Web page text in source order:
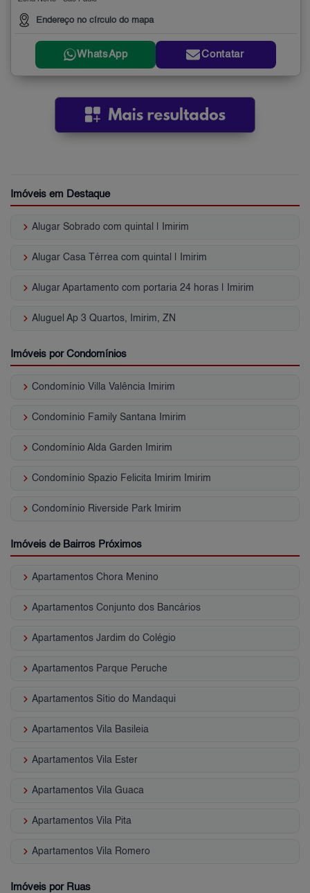
Endereço no círculo do mapa
WhatsApp Contatar
Imóveis em Destaque
keyboard_arrow_right Alugar Sobrado com quintal | Imirim
keyboard_arrow_right Alugar Casa Térrea com quintal | Imirim
keyboard_arrow_right Alugar Apartamento com portaria 24 horas | Imirim
keyboard_arrow_right Aluguel Ap 3 Quartos, Imirim, ZN
Imóveis por Condomínios
keyboard_arrow_right Condomínio Villa Valência Imirim
keyboard_arrow_right Condomínio Family Santana Imirim
keyboard_arrow_right Condomínio Alda Garden Imirim
keyboard_arrow_right Condomínio Spazio Felicita Imirim Imirim
keyboard_arrow_right Condomínio Riverside Park Imirim
Imóveis de Bairros Próximos
keyboard_arrow_right Apartamentos Chora Menino
keyboard_arrow_right Apartamentos Conjunto dos Bancários
keyboard_arrow_right Apartamentos Jardim do Colégio
keyboard_arrow_right Apartamentos Parque Peruche
keyboard_arrow_right Apartamentos Sítio do Mandaqui
keyboard_arrow_right Apartamentos Vila Basileia
keyboard_arrow_right Apartamentos Vila Ester
keyboard_arrow_right Apartamentos Vila Guaca
keyboard_arrow_right Apartamentos Vila Pita
keyboard_arrow_right Apartamentos Vila Romero
Imóveis por Ruas